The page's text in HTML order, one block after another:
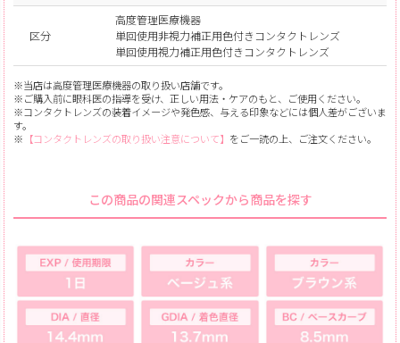
区分
高度管理医療機器
単回使用非視力補正用色付きコンタクトレンズ
単回使用視力補正用色付きコンタクトレンズ
※当店は高度管理医療機器の取り扱い店舗です。
※ご購入前に眼科医の指導を受け、正しい用法・ケアのもと、ご使用ください。
※コンタクトレンズの装着イメージや発色感、与える印象などには個人差がございま
す。
※ 【コンタクトレンズの取り扱い注意について】 をご一読の上、ご注文ください。
この商品の関連スペックから商品を探す